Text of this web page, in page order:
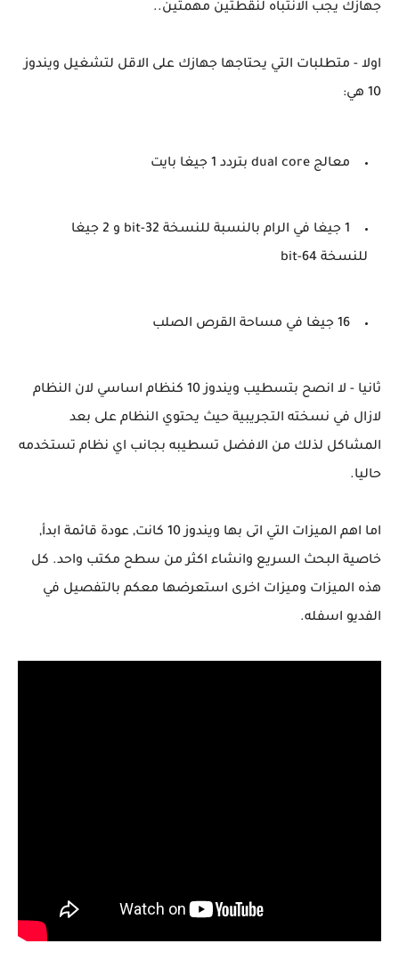
جهازك يجب الانتباه لنقطتين مهمتين..
اولا - متطلبات التي يحتاجها جهازك على الاقل لتشغيل ويندوز
10 هي:
معالج dual core بتردد 1 جيغا بايت
1 جيغا في الرام بالنسبة للنسخة 32-bit و 2 جيغا
للنسخة 64-bit
16 جيغا في مساحة القرص الصلب
ثانيا - لا انصح بتسطيب ويندوز 10 كنظام اساسي لان النظام
لازال في نسخته التجريبية حيث يحتوي النظام على بعد
المشاكل لذلك من الافضل تسطيبه بجانب اي نظام تستخدمه
حاليا.
اما اهم الميزات التي اتى بها ويندوز 10 كانت, عودة قائمة ابدأ,
خاصية البحث السريع وانشاء اكثر من سطح مكتب واحد. كل
هذه الميزات وميزات اخرى استعرضها معكم بالتفصيل في
الفديو اسفله.